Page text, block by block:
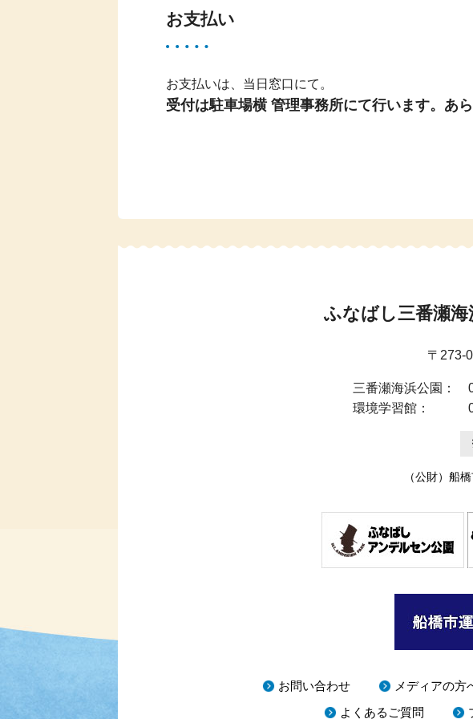
お支払い
お支払いは、当日窓口にて。
受付は駐車場横 管理事務所にて行います。あ
ふなばし三番瀬
〒273-
三番瀬海浜公園：
環境学習館：
（公財）船
お問い合わせ メディアの方
よくあるご質問